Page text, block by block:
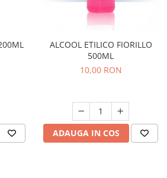
ALCOOL ETILICO FIORILLO
500ML
10,00 RON
ADAUGA IN COS